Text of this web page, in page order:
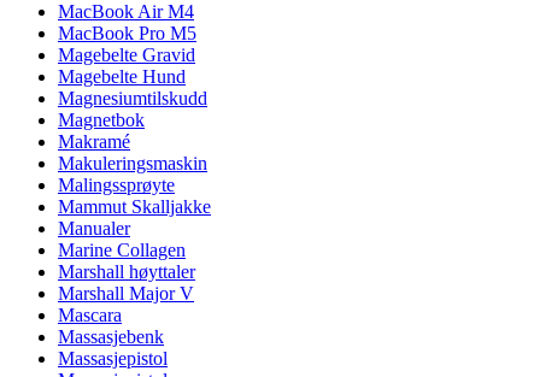
MacBook Air M4
MacBook Pro M5
Magebelte Gravid
Magebelte Hund
Magnesiumtilskudd
Magnetbok
Makramé
Makuleringsmaskin
Malingssprøyte
Mammut Skalljakke
Manualer
Marine Collagen
Marshall høyttaler
Marshall Major V
Mascara
Massasjebenk
Massasjepistol